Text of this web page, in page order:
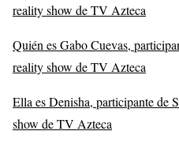
reality show de TV Azteca
Quién es Gabo Cuevas,
reality show de TV Azteca
Ella es Denisha, participante de
show de TV Azteca